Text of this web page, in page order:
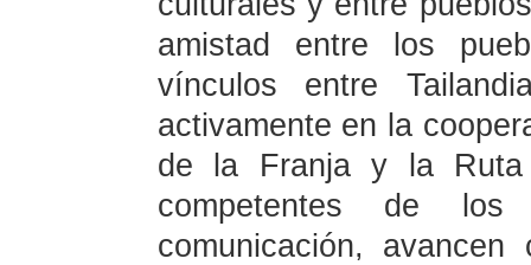
amistad entre los
vínculos entre
activamente en la
de la Franja y la Ruta
competentes de
comunicación,